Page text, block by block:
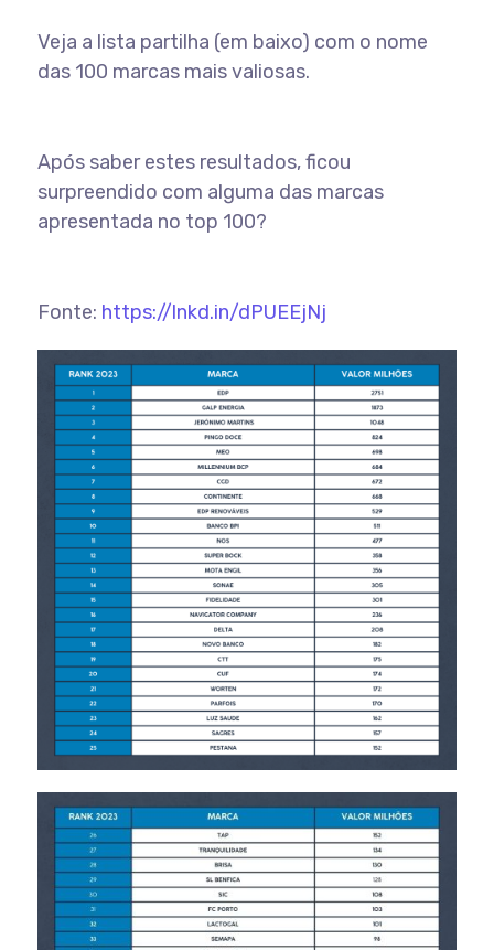
Veja a lista partilha (em baixo) com o nome
das 100 marcas mais valiosas.
Após saber estes resultados, ficou
surpreendido com alguma das marcas
apresentada no top 100?
Fonte: https://lnkd.in/dPUEEjNj